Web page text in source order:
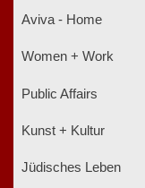
Aviva - Home
Women + Work
Public Affairs
Kunst + Kultur
Jüdisches Leben